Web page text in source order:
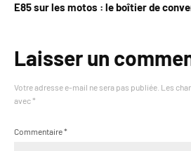
E85 sur les motos : le boîtier de
Laisser un
Votre adresse e-mail ne sera pas publiée. Les
avec *
Commentaire*